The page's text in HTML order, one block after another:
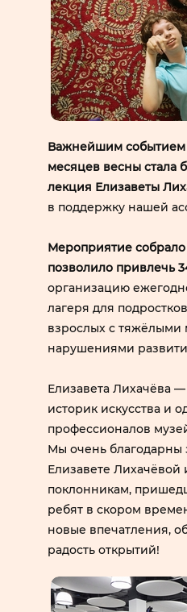
Важнейшим событием
месяцев весны стала
лекция Елизаветы
в поддержку нашей
Мероприятие
позволило привлечь
организацию
лагеря для
взрослых с
нарушениями
Елизавета Лихачёва —
историк искусства и
профессионалов
Мы очень благодарны
Елизавете Лихачёвой
поклонникам,
ребят в скором
новые впечатления,
радость открытий!